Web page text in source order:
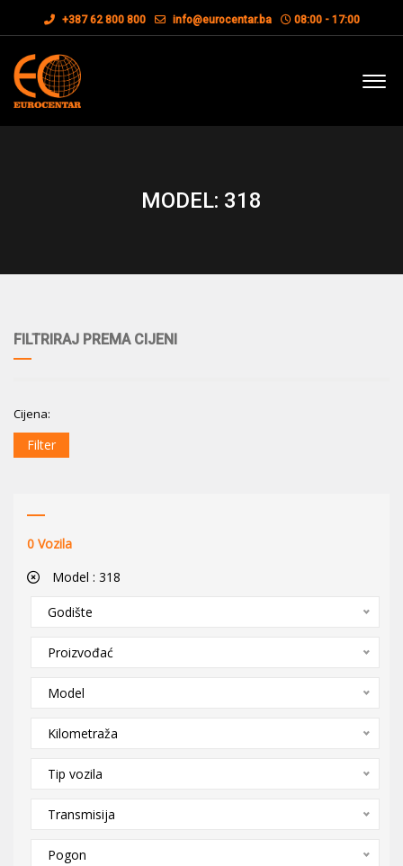
+387 62 800 800 info@eurocentar.ba 08:00 - 17:00
MODEL: 318
FILTRIRAJ PREMA CIJENI
Cijena:
Filter
0 Vozila
Model : 318
Godište
Proizvođać
Model
Kilometraža
Tip vozila
Transmisija
Pogon